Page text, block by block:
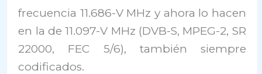
frecuencia 11.686-V MHz y ahora lo hacen
en la de 11.097-V MHz (DVB-S, MPEG-2, SR
22000, FEC 5/6), también siempre
codificados.